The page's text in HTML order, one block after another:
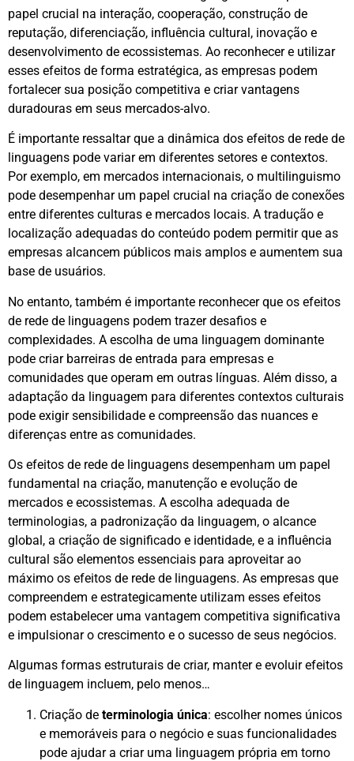
papel crucial na interação, cooperação, construção de
reputação, diferenciação, influência cultural, inovação e
desenvolvimento de ecossistemas. Ao reconhecer e utilizar
esses efeitos de forma estratégica, as empresas podem
fortalecer sua posição competitiva e criar vantagens
duradouras em seus mercados-alvo.
É importante ressaltar que a dinâmica dos efeitos de rede de
linguagens pode variar em diferentes setores e contextos.
Por exemplo, em mercados internacionais, o multilinguismo
pode desempenhar um papel crucial na criação de conexões
entre diferentes culturas e mercados locais. A tradução e
localização adequadas do conteúdo podem permitir que as
empresas alcancem públicos mais amplos e aumentem sua
base de usuários.
No entanto, também é importante reconhecer que os efeitos
de rede de linguagens podem trazer desafios e
complexidades. A escolha de uma linguagem dominante
pode criar barreiras de entrada para empresas e
comunidades que operam em outras línguas. Além disso, a
adaptação da linguagem para diferentes contextos culturais
pode exigir sensibilidade e compreensão das nuances e
diferenças entre as comunidades.
Os efeitos de rede de linguagens desempenham um papel
fundamental na criação, manutenção e evolução de
mercados e ecossistemas. A escolha adequada de
terminologias, a padronização da linguagem, o alcance
global, a criação de significado e identidade, e a influência
cultural são elementos essenciais para aproveitar ao
máximo os efeitos de rede de linguagens. As empresas que
compreendem e estrategicamente utilizam esses efeitos
podem estabelecer uma vantagem competitiva significativa
e impulsionar o crescimento e o sucesso de seus negócios.
Algumas formas estruturais de criar, manter e evoluir efeitos
de linguagem incluem, pelo menos…
Criação de terminologia única: escolher nomes únicos
e memoráveis para o negócio e suas funcionalidades
pode ajudar a criar uma linguagem própria em torno